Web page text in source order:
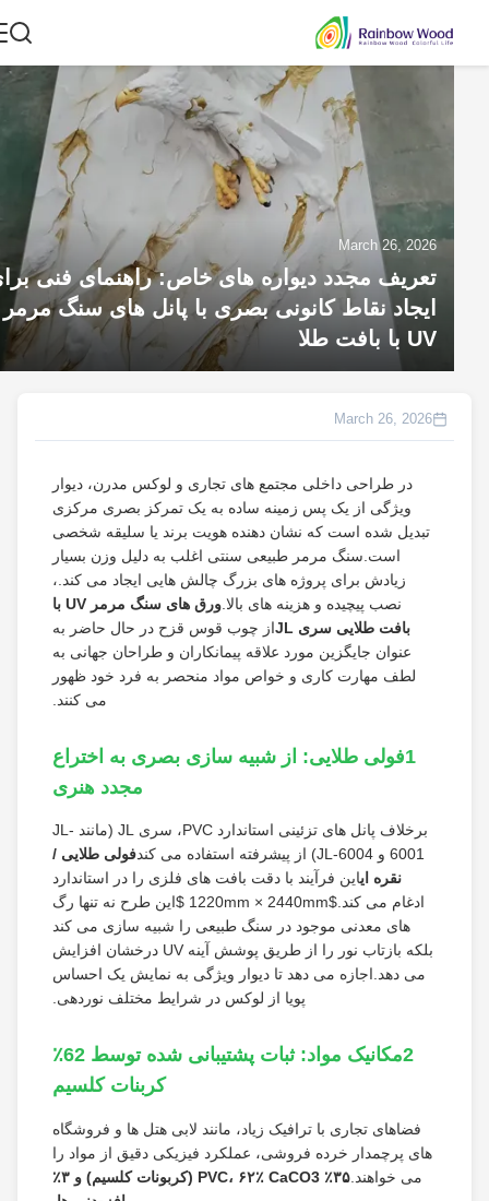
March 26, 2026
تعریف مجدد دیواره های خاص: راهنمای فنی برای
ایجاد نقاط کانونی بصری با پانل های سنگ مرمر
March 26, 2026
در طراحی داخلی مجتمع های تجاری و لوکس مدرن، دیوار
ویژگی از یک پس زمینه ساده به یک تمرکز بصری مرکزی
تبدیل شده است که نشان دهنده هویت برند یا سلیقه شخصی
است.سنگ مرمر طبیعی سنتی اغلب به دلیل وزن بسیار
زیادش برای پروژه های بزرگ چالش هایی ایجاد می کند.،
نصب پیچیده و هزینه های بالا.
ورق های سنگ مرمر UV با
بافت طلایی سری JL
از چوب قوس قزح در حال حاضر به
عنوان جایگزین مورد علاقه پیمانکاران و طراحان جهانی به
لطف مهارت کاری و خواص مواد منحصر به فرد خود ظهور
می کنند.
1فولی طلایی: از شبیه سازی بصری به اختراع
مجدد هنری
برخلاف پانل های تزئینی استاندارد PVC، سری JL (مانند JL-
فولی طلایی /
نقره ایاین فرآیند با دقت بافت های فلزی را در استاندارد
ادغام می کند. $1220mm × 2440mm $
این طرح نه تنها رگ
های معدنی موجود در سنگ طبیعی را شبیه سازی می کند
بلکه بازتاب نور را از طریق پوشش آینه UV درخشان افزایش
می دهد.اجازه می دهد تا دیوار ویژگی به نمایش یک احساس
پویا از لوکس در شرایط مختلف نوردهی.
2مکانیک مواد: ثبات پشتیبانی شده توسط 62٪
کربنات کلسیم
فضاهای تجاری با ترافیک زیاد، مانند لابی هتل ها و فروشگاه
های پرچمدار خرده فروشی، عملکرد فیزیکی دقیق از مواد را
می خواهند.
۳۵٪ PVC، ۶۲٪ CaCO3 (کربونات کلسیم) و ۳٪